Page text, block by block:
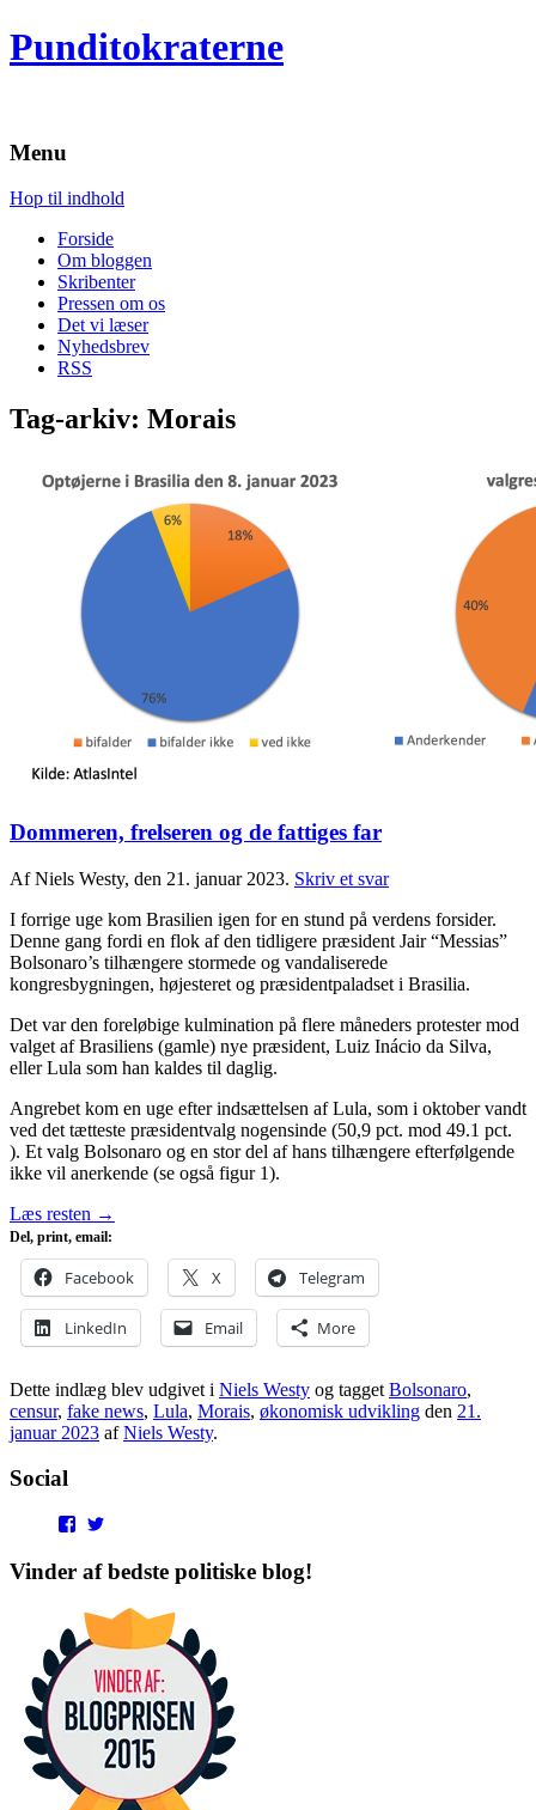
Punditokraterne
Menu
Hop til indhold
Forside
Om bloggen
Skribenter
Pressen om os
Det vi læser
Nyhedsbrev
RSS
Tag-arkiv: Morais
Dommeren, frelseren og de fattiges far
Af Niels Westy, den 21. januar 2023. Skriv et svar
I forrige uge kom Brasilien igen for en stund på verdens forsider.
Denne gang fordi en flok af den tidligere præsident Jair “Messias”
Bolsonaro’s tilhængere stormede og vandaliserede
kongresbygningen, højesteret og præsidentpaladset i Brasilia.
Det var den foreløbige kulmination på flere måneders protester mod
valget af Brasiliens (gamle) nye præsident, Luiz Inácio da Silva,
eller Lula som han kaldes til daglig.
Angrebet kom en uge efter indsættelsen af Lula, som i oktober vandt
ved det tætteste præsidentvalg nogensinde (50,9 pct. mod 49.1 pct.
). Et valg Bolsonaro og en stor del af hans tilhængere efterfølgende
ikke vil anerkende (se også figur 1).
Læs resten →
Del, print, email:
Facebook X Telegram
LinkedIn Email More
Dette indlæg blev udgivet i Niels Westy og tagget Bolsonaro,
censur, fake news, Lula, Morais, økonomisk udvikling den 21.
januar 2023 afNiels Westy.
Social
View
profile
on
profile
on
Vinder af bedste politiske blog!